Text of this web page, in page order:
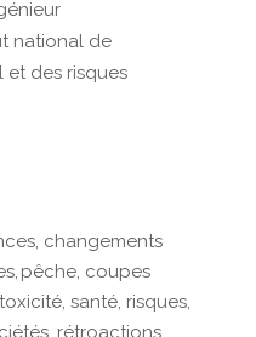
national de
et des risques
changements
pêche, coupes
santé, risques,
rétroactions,